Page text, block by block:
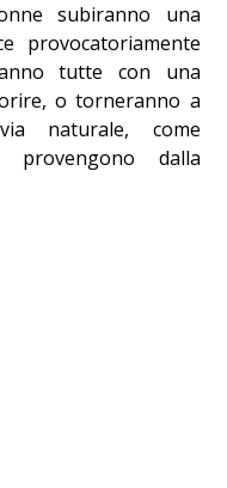
subiranno una
provocatoriamente
tutte con una
o torneranno a
naturale, come
dalla